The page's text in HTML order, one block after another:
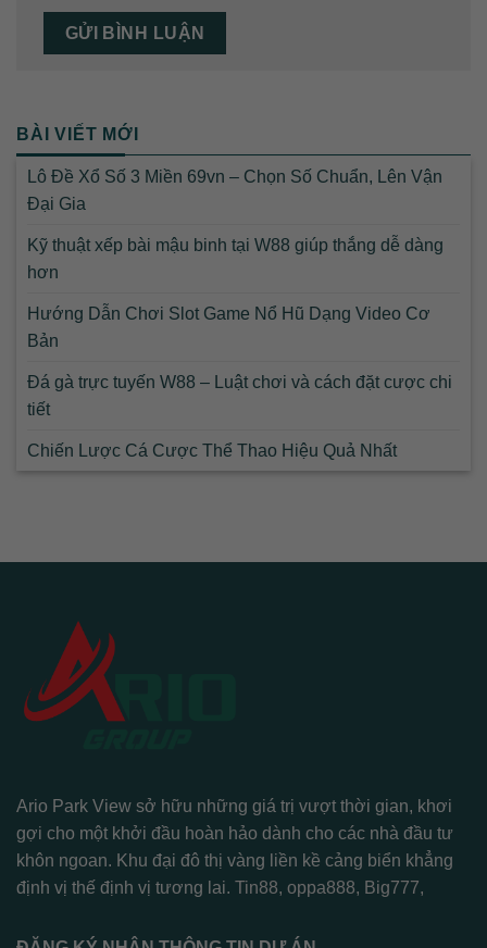
BÀI VIẾT MỚI
Lô Đề Xổ Số 3 Miền 69vn – Chọn Số Chuẩn, Lên Vận
Đại Gia
Kỹ thuật xếp bài mậu binh tại W88 giúp thắng dễ dàng
hơn
Hướng Dẫn Chơi Slot Game Nổ Hũ Dạng Video Cơ
Bản
Đá gà trực tuyến W88 – Luật chơi và cách đặt cược chi
tiết
Chiến Lược Cá Cược Thể Thao Hiệu Quả Nhất
Ario Park View sở hữu những giá trị vượt thời gian, khơi
gợi cho một khởi đầu hoàn hảo dành cho các nhà đầu tư
khôn ngoan. Khu đại đô thị vàng liền kề cảng biển khẳng
định vị thế định vị tương lai. Tin88, oppa888, Big777,